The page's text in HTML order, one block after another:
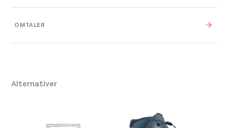
Leverandør Icebreaker
OMTALER
Alternativer